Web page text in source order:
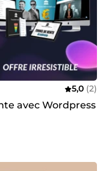
5,0 (2)
avec Wordpress